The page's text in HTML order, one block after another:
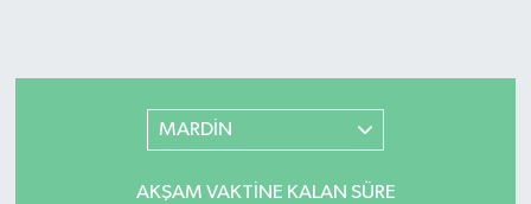
MARDİN
AKŞAM VAKTİNE KALAN SÜRE
Tüm Manşetler
Son Dakika Haberleri